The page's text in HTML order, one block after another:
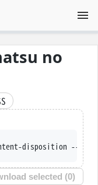
no
--trust-server-names --iri
selected (0)